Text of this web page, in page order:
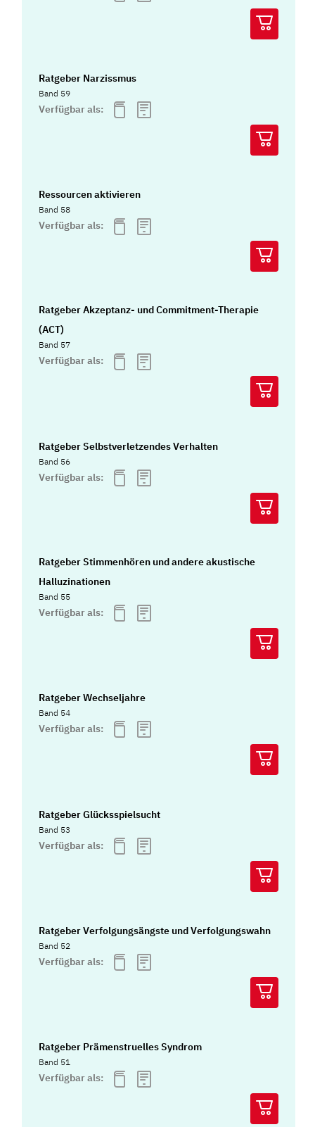
Ratgeber Narzissmus
Band 59
Verfügbar als:
Ressourcen aktivieren
Band 58
Verfügbar als:
Ratgeber Akzeptanz- und Commitment-Therapie
(ACT)
Band 57
Verfügbar als:
Ratgeber Selbstverletzendes Verhalten
Band 56
Verfügbar als:
Ratgeber Stimmenhören und andere akustische
Halluzinationen
Band 55
Verfügbar als:
Ratgeber Wechseljahre
Band 54
Verfügbar als:
Ratgeber Glücksspielsucht
Band 53
Verfügbar als:
Ratgeber Verfolgungsängste und Verfolgungswahn
Band 52
Verfügbar als:
Ratgeber Prämenstruelles Syndrom
Band 51
Verfügbar als: